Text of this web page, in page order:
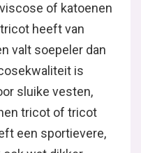
of katoenen
heeft van
valt soepeler dan
is
sluike vesten,
tricot of tricot
een sportievere,